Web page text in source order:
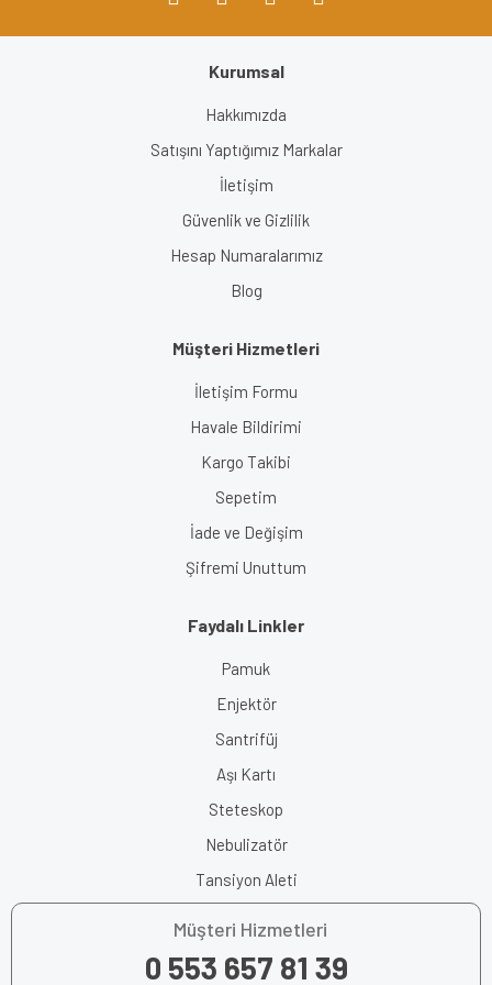
Kurumsal
Hakkımızda
Satışını Yaptığımız Markalar
İletişim
Güvenlik ve Gizlilik
Hesap Numaralarımız
Blog
Müşteri Hizmetleri
İletişim Formu
Havale Bildirimi
Kargo Takibi
Sepetim
İade ve Değişim
Şifremi Unuttum
Faydalı Linkler
Pamuk
Enjektör
Santrifüj
Aşı Kartı
Steteskop
Nebulizatör
Tansiyon Aleti
Müşteri Hizmetleri
0 553 657 81 39